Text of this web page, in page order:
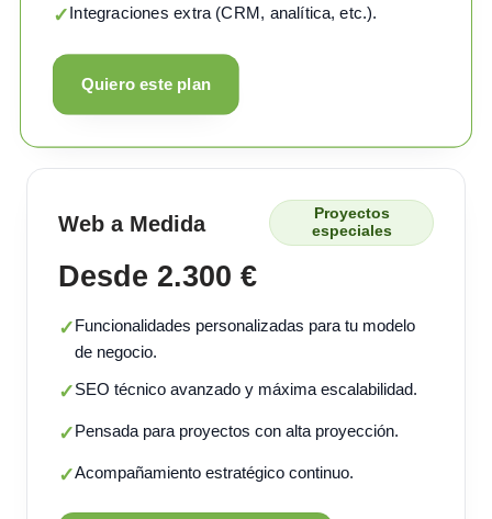
✓Integraciones extra (CRM, analítica, etc.).
Quiero este plan
Web a Medida
Proyectos
especiales
Desde 2.300 €
✓Funcionalidades personalizadas para tu modelo
de negocio.
✓SEO técnico avanzado y máxima escalabilidad.
✓Pensada para proyectos con alta proyección.
✓Acompañamiento estratégico continuo.